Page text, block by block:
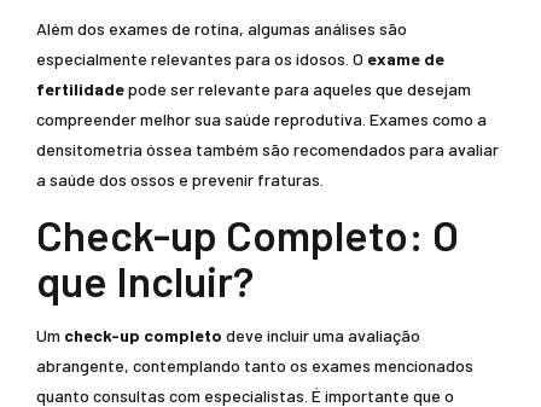
Além dos exames de rotina, algumas análises são
especialmente relevantes para os idosos. O exame de
fertilidadepode ser relevante para aqueles que desejam
compreender melhor sua saúde reprodutiva. Exames como a
densitometria óssea também são recomendados para avaliar
a saúde dos ossos e prevenir fraturas.
Check-up Completo: O
que Incluir?
Um check-up completo deve incluir uma avaliação
abrangente, contemplando tanto os exames mencionados
quanto consultas com especialistas. É importante que o